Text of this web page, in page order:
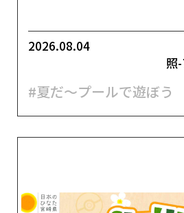
2026.08.04
照
#夏だ～プールで遊ぼう